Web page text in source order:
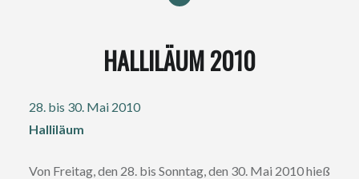
HALLILÄUM 2010
28. bis 30. Mai 2010
Halliläum
Von Freitag, den 28. bis Sonntag, den 30. Mai 2010 hieß